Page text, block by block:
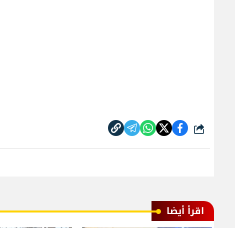
شارك
اقرأ أيضا